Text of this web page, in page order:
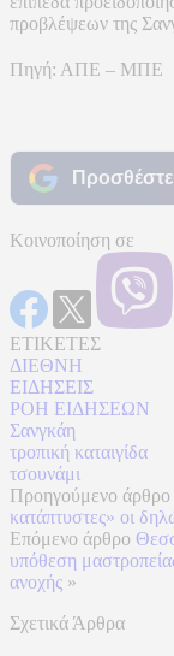
προβλέψεων της
Πηγή: ΑΠΕ – ΜΠΕ
Κοινοποίηση σε
ΕΤΙΚΕΤΕΣ
ΔΙΕΘΝΗ
ΕΙΔΗΣΕΙΣ
ΡΟΗ ΕΙΔΗΣΕΩΝ
Σανγκάη
τροπική καταιγίδα
τσουνάμι
Προηγούμενο άρθρο
κατάπτυστες» οι
Επόμενο άρθρο
υπόθεση
ανοχής »
Σχετικά Άρθρα